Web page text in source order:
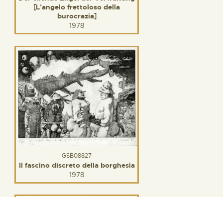
[L’angelo frettoloso della
burocrazia]
1978
GSB08827
Il fascino discreto della borghesia
1978